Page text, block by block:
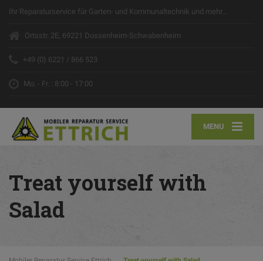
Ihr Reparaturservice für Garten- und Kommunaltechnik und mehr…
Ortsstr. 2E, 69221 Dossenheim-Schwabenheim
+49 (0) 6221 / 866 523
Mo. - Fr. : 8:00 - 17:00
MENU
Treat yourself with
Salad